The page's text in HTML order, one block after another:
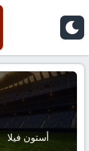
أستون فيلا